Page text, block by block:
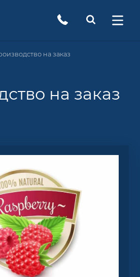
на заказ
на заказ